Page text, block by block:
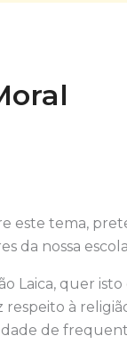
este tema,
da nossa
Laica, quer isto
à
de